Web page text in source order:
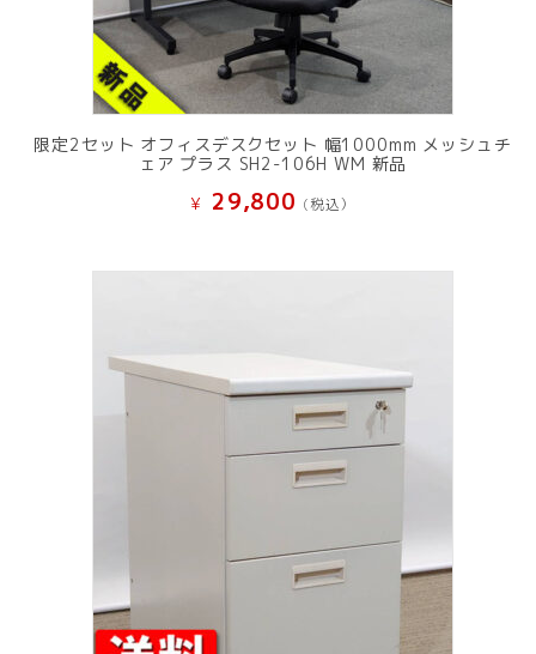
限定2セット オフィスデスクセット 幅1000mm メッシュチ
ェア プラス SH2-106H WM 新品
¥ 29,800 (税込）